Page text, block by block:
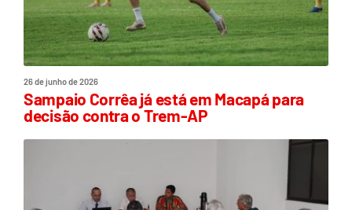
26 de junho de 2026
Sampaio Corrêa já está em Macapá para
decisão contra o Trem-AP